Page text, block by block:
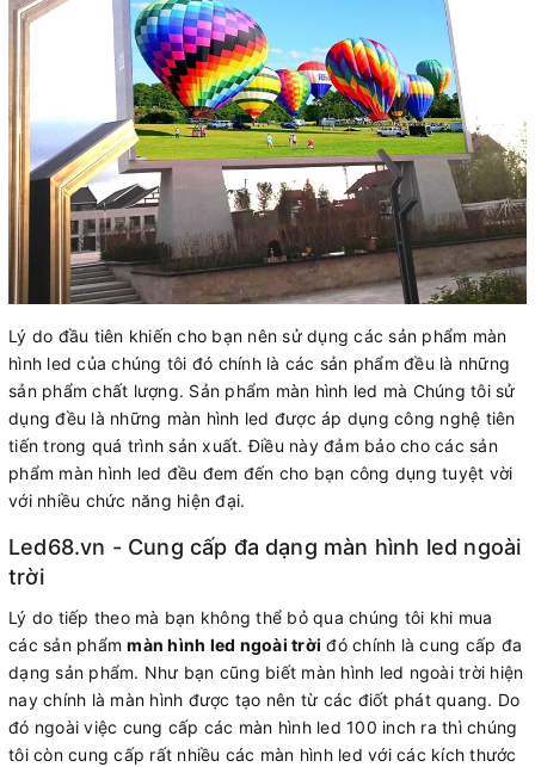
Lý do đầu tiên khiến cho bạn nên sử dụng các sản phẩm màn
hình led của chúng tôi đó chính là các sản phẩm đều là những
sản phẩm chất lượng. Sản phẩm màn hình led mà Chúng tôi sử
dụng đều là những màn hình led được áp dụng công nghệ tiên
tiến trong quá trình sản xuất. Điều này đảm bảo cho các sản
phẩm màn hình led đều đem đến cho bạn công dụng tuyệt vời
với nhiều chức năng hiện đại.
Led68.vn - Cung cấp đa dạng màn hình led ngoài
trời
Lý do tiếp theo mà bạn không thể bỏ qua chúng tôi khi mua
các sản phẩmmàn hình led ngoài trời đó chính là cung cấp đa
dạng sản phẩm. Như bạn cũng biết màn hình led ngoài trời hiện
nay chính là màn hình được tạo nên từ các điốt phát quang. Do
đó ngoài việc cung cấp các màn hình led 100 inch ra thì chúng
tôi còn cung cấp rất nhiều các màn hình led với các kích thước